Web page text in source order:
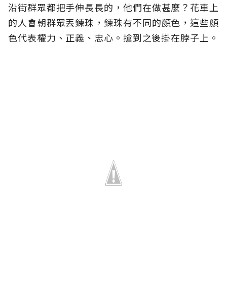
沿街群眾都把手伸長長的，他們在做甚麼？花車上
的人會朝群眾丟鍊珠，鍊珠有不同的顏色，這些顏
色代表權力、正義、忠心。搶到之後掛在脖子上。